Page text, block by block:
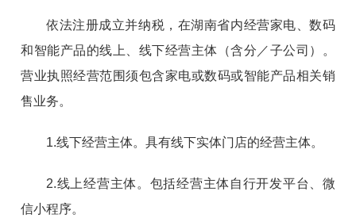
依法注册成立并纳税，在湖南省内经营家电、数码
和智能产品的线上、线下经营主体（含分／子公司）。
营业执照经营范围须包含家电或数码或智能产品相关销
售业务。
1.线下经营主体。具有线下实体门店的经营主体。
2.线上经营主体。包括经营主体自行开发平台、微
信小程序。